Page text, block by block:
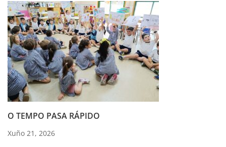
O TEMPO PASA RÁPIDO
Xuño 21, 2026